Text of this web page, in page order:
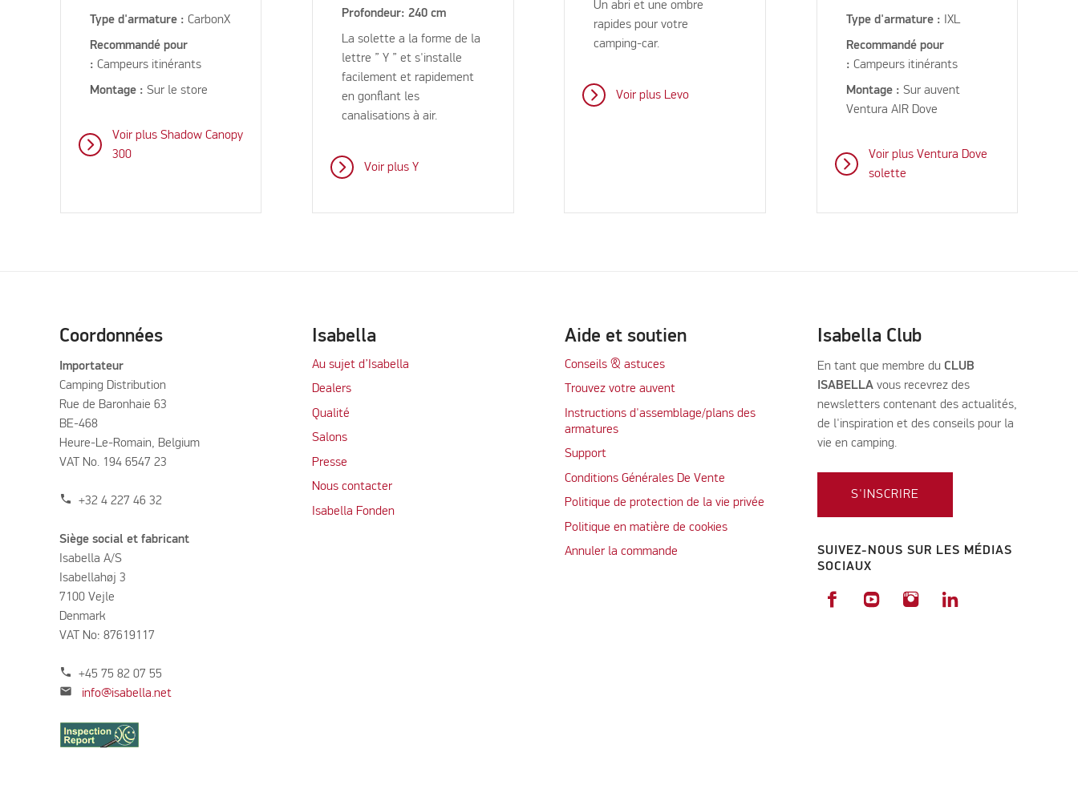
Type d'armature : CarbonX
Recommandé pour
: Campeurs itinérants
Montage : Sur le store
Voir plus Shadow Canopy
300
Profondeur: 240 cm
La solette a la forme de la
lettre ” Y ” et s'installe
facilement et rapidement
en gonflant les
canalisations à air.
Voir plus Y
Un abri et une ombre
rapides pour votre
camping-car.
Voir plus Levo
Type d'armature : IXL
Recommandé pour
: Campeurs itinérants
Montage : Sur auvent
Ventura AIR Dove
Voir plus Ventura Dove
solette
Coordonnées
Importateur
Camping Distribution
Rue de Baronhaie 63
BE-468
Heure-Le-Romain, Belgium
VAT No. 194 6547 23
phone +32 4 227 46 32
Siège social et fabricant
Isabella A/S
Isabellahøj 3
7100 Vejle
Denmark
VAT No: 87619117
phone +45 75 82 07 55
mail info@isabella.net
Isabella
Au sujet d’Isabella
Dealers
Qualité
Salons
Presse
Nous contacter
Isabella Fonden
Aide et soutien
Conseils & astuces
Trouvez votre auvent
Instructions d'assemblage/plans des
armatures
Support
Conditions Générales De Vente
Politique de protection de la vie privée
Politique en matière de cookies
Annuler la commande
Isabella Club
En tant que membre du CLUB
ISABELLA vous recevrez des
newsletters contenant des actualités,
de l'inspiration et des conseils pour la
vie en camping.
S'INSCRIRE
SUIVEZ-NOUS SUR LES MÉDIAS
SOCIAUX